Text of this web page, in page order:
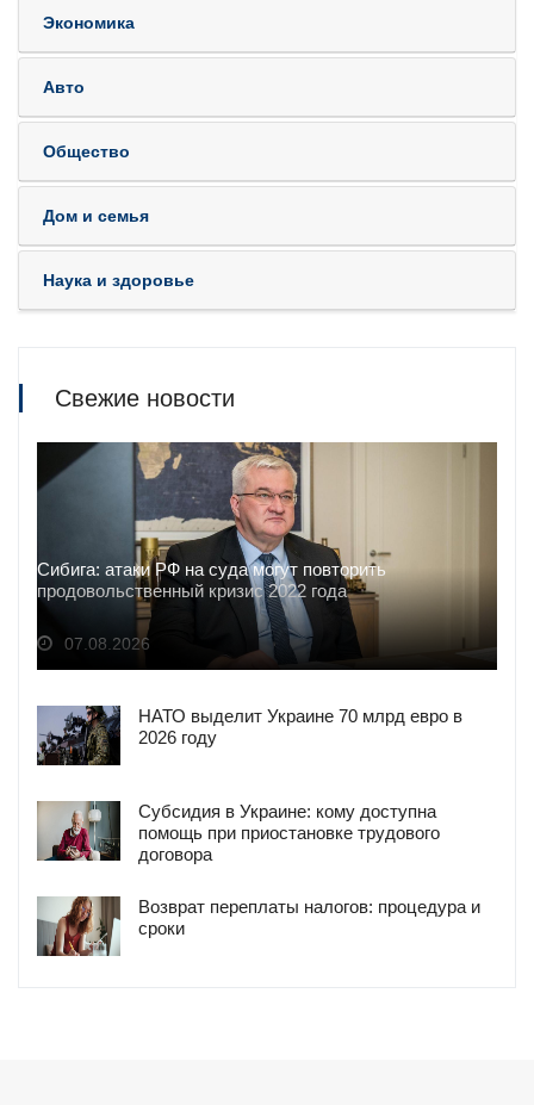
Экономика
Авто
Общество
Дом и семья
Наука и здоровье
Свежие новости
Сибига: атаки РФ на суда могут повторить
продовольственный кризис 2022 года
07.08.2026
НАТО выделит Украине 70 млрд евро в
2026 году
Субсидия в Украине: кому доступна
помощь при приостановке трудового
договора
Возврат переплаты налогов: процедура и
сроки